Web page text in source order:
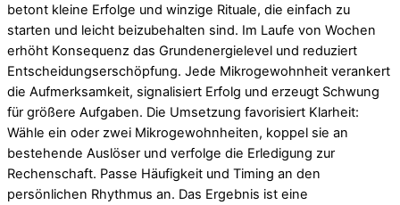
betont kleine Erfolge und winzige Rituale, die einfach zu
starten und leicht beizubehalten sind. Im Laufe von Wochen
erhöht Konsequenz das Grundenergielevel und reduziert
Entscheidungserschöpfung. Jede Mikrogewohnheit verankert
die Aufmerksamkeit, signalisiert Erfolg und erzeugt Schwung
für größere Aufgaben. Die Umsetzung favorisiert Klarheit:
Wähle ein oder zwei Mikrogewohnheiten, koppel sie an
bestehende Auslöser und verfolge die Erledigung zur
Rechenschaft. Passe Häufigkeit und Timing an den
persönlichen Rhythmus an. Das Ergebnis ist eine